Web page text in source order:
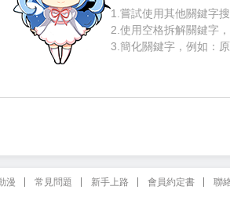
1.嘗試使用其他關鍵字
2.使用空格拆解關鍵字
3.簡化關鍵字，例如：
漫 常見問題 新手上路 會員約定書 聯